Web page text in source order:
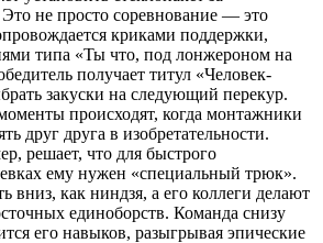
не просто соревнование — это
криками поддержки,
типа «Ты что, под лонжероном на
получает титул «Человек-
закуски на следующий перекур.
происходят, когда монтажники
друг друга в изобретательности.
решает, что для быстрого
ему нужен «специальный трюк».
вниз, как ниндзя, а его коллеги делают
единоборств. Команда снизу
его навыков, разыгрывая эпические